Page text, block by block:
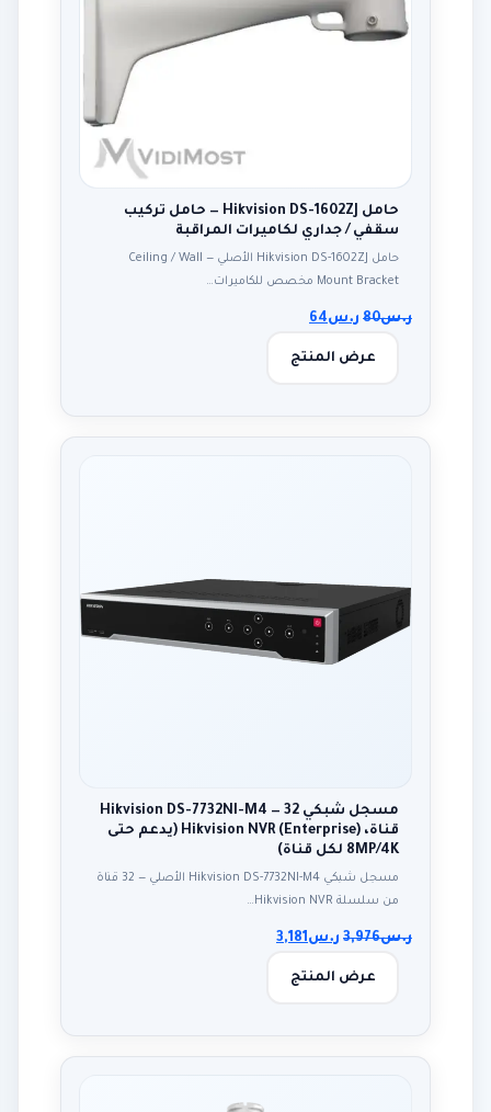
حامل Hikvision DS-1602ZJ — حامل تركيب
سقفي / جداري لكاميرات المراقبة
حامل Hikvision DS-1602ZJ الأصلي — Ceiling / Wall
Mount Bracket مخصص للكاميرات…
ر.س80 ر.س64
عرض المنتج
مسجل شبكي Hikvision DS-7732NI-M4 — 32
قناة، Hikvision NVR (Enterprise) (يدعم حتى
8MP/4K لكل قناة)
مسجل شبكي Hikvision DS-7732NI-M4 الأصلي — 32 قناة
من سلسلة Hikvision NVR…
ر.س3,976 ر.س3,181
عرض المنتج